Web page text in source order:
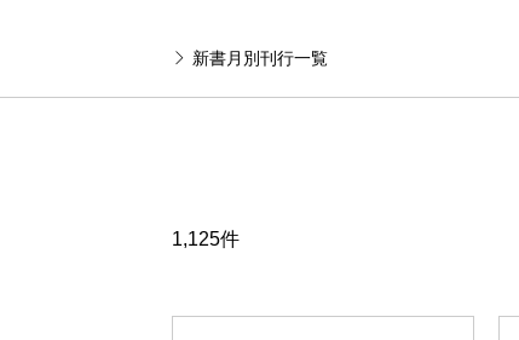
新書月別刊行一覧
1,125件